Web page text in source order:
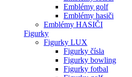
Emblémy golf
Emblémy hasiči
Emblémy HASIČI
Figurky
Figurky LUX
Figurky čísla
Figurky bowling
Figurky fotbal